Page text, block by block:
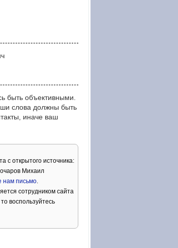
быть объективными.
слова должны быть
иначе ваш
с открытого источника:
Михаил
нам письмо.
сотрудником сайта
воспользуйтесь